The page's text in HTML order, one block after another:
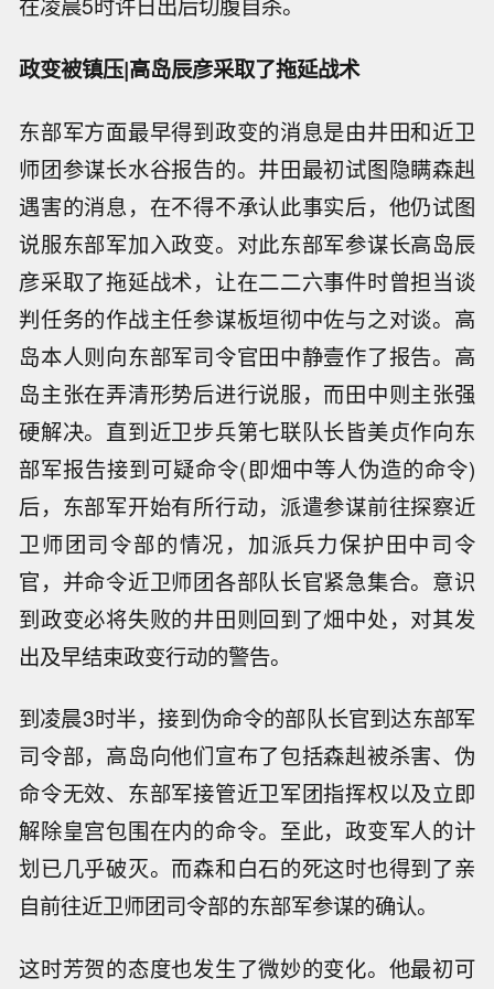
政变被镇压|高岛辰彦采取了拖延战术
东部军方面最早得到政变的消息是由井田和近卫
师团参谋长水谷报告的。井田最初试图隐瞒森赳
遇害的消息，在不得不承认此事实后，他仍试图
说服东部军加入政变。对此东部军参谋长高岛辰
彦采取了拖延战术，让在二二六事件时曾担当谈
判任务的作战主任参谋板垣彻中佐与之对谈。高
岛本人则向东部军司令官田中静壹作了报告。高
岛主张在弄清形势后进行说服，而田中则主张强
硬解决。直到近卫步兵第七联队长皆美贞作向东
部军报告接到可疑命令(即畑中等人伪造的命令)
后，东部军开始有所行动，派遣参谋前往探察近
卫师团司令部的情况，加派兵力保护田中司令
官，并命令近卫师团各部队长官紧急集合。意识
到政变必将失败的井田则回到了畑中处，对其发
出及早结束政变行动的警告。
到凌晨3时半，接到伪命令的部队长官到达东部军
司令部，高岛向他们宣布了包括森赳被杀害、伪
命令无效、东部军接管近卫军团指挥权以及立即
解除皇宫包围在内的命令。至此，政变军人的计
划已几乎破灭。而森和白石的死这时也得到了亲
自前往近卫师团司令部的东部军参谋的确认。
这时芳贺的态度也发生了微妙的变化。他最初可